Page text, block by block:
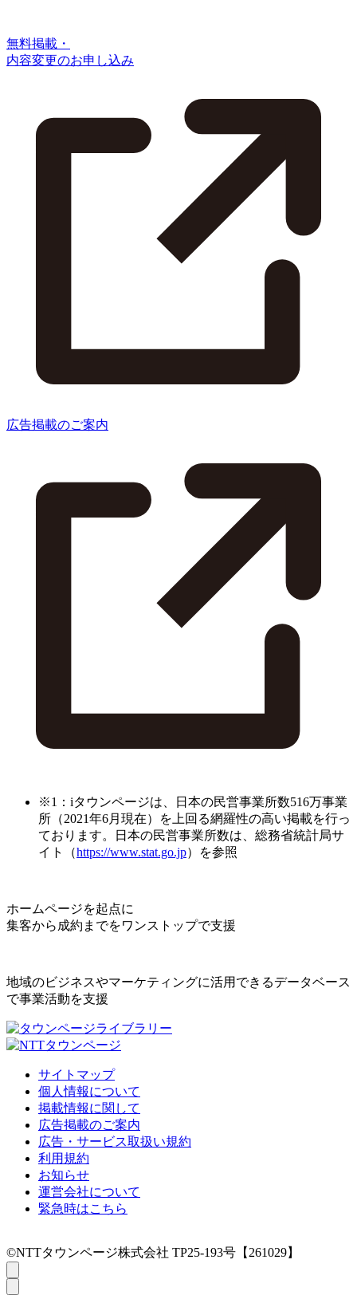
無料掲載・
内容変更のお申し込み
広告掲載のご案内
※1：iタウンページは、日本の民営事業所数516万事業
所（2021年6月現在）を上回る網羅性の高い掲載を行っ
ております。日本の民営事業所数は、総務省統計局サ
イト（https://www.stat.go.jp）を参照
ホームページを起点に
集客から成約までをワンストップで支援
地域のビジネスやマーケティングに活用できるデータベース
で事業活動を支援
サイトマップ
個人情報について
掲載情報に関して
広告掲載のご案内
広告・サービス取扱い規約
利用規約
お知らせ
運営会社について
緊急時はこちら
©NTTタウンページ株式会社 TP25-193号【261029】